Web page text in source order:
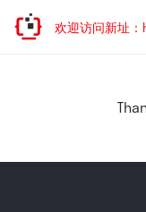
迁移，欢迎访问新址：